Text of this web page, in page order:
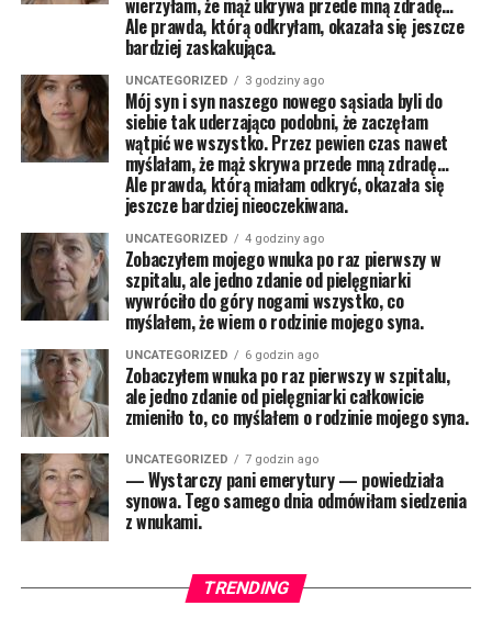
wierzyłam, że mąż ukrywa przede mną zdradę…
Ale prawda, którą odkryłam, okazała się jeszcze
bardziej zaskakująca.
UNCATEGORIZED 3 godziny ago
Mój syn i syn naszego nowego sąsiada byli do
siebie tak uderzająco podobni, że zaczęłam
wątpić we wszystko. Przez pewien czas nawet
myślałam, że mąż skrywa przede mną zdradę…
Ale prawda, którą miałam odkryć, okazała się
jeszcze bardziej nieoczekiwana.
UNCATEGORIZED 4 godziny ago
Zobaczyłem mojego wnuka po raz pierwszy w
szpitalu, ale jedno zdanie od pielęgniarki
wywróciło do góry nogami wszystko, co
myślałem, że wiem o rodzinie mojego syna.
UNCATEGORIZED 6 godzin ago
Zobaczyłem wnuka po raz pierwszy w szpitalu,
ale jedno zdanie od pielęgniarki całkowicie
zmieniło to, co myślałem o rodzinie mojego syna.
UNCATEGORIZED 7 godzin ago
— Wystarczy pani emerytury — powiedziała
synowa. Tego samego dnia odmówiłam siedzenia
z wnukami.
TRENDING